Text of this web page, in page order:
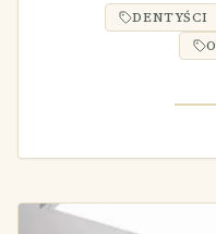
DENTYŚCI